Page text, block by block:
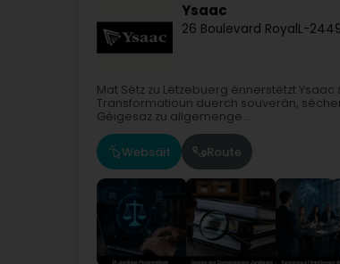
Ysaac
26 Boulevard RoyalL-
Mat Sëtz zu Lëtzebuerg ënnerstëtzt
Transformatioun duerch souverän,
Géigesaz zu allgemenge...
Websäit Route